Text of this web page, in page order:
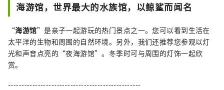
海游馆，世界最大的水族馆，以鲸鲨而闻名
“海游馆”是亲子一起游玩的热门景点之一。您可以看到生活在
太平洋的生物和周围的自然环境。另外，我们还推荐您参观以灯
光和声音点亮的“夜海游馆”。冬季时可与周围的灯饰一起欣
赏。
-------------------------------------------------